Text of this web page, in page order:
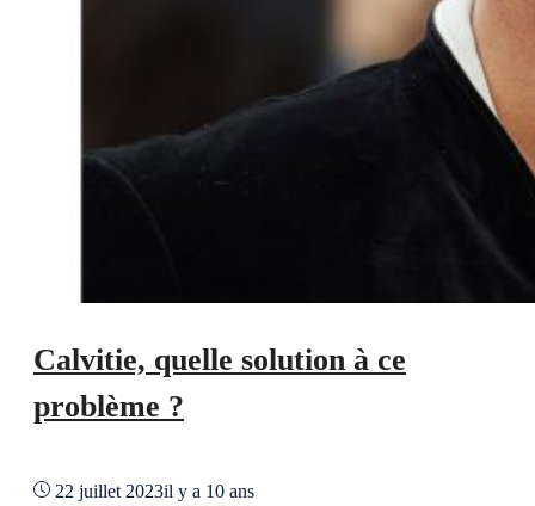
Calvitie, quelle solution à ce
problème ?
22 juillet 2023il y a 10 ans